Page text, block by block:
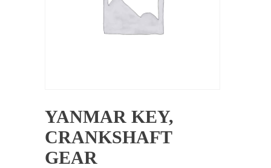
YANMAR KEY,
CRANKSHAFT
GEAR